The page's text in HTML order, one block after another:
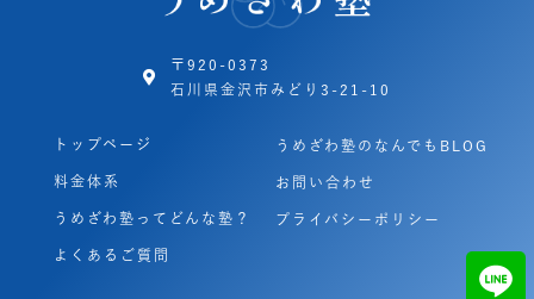
〒920-0373
石川県金沢市みどり3-21-10
トップページ
料金体系
うめざわ塾ってどんな塾？
よくあるご質問
うめざわ塾のなんでもBLOG
お問い合わせ
プライバシーポリシー